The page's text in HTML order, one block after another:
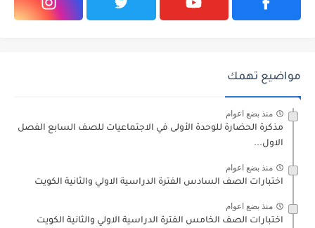
مواضيع تهمك
منذ بضع اعوام
مذكرة الحضارة للوحدة الأولى في الاجتماعيات للصف السابع الفصل
الاول...
منذ بضع اعوام
اختبارات الصف السادس الفترة الدراسية الاولي والثانية الكويت
منذ بضع اعوام
اختبارات الصف الخامس الفترة الدراسية الاولي والثانية الكويت